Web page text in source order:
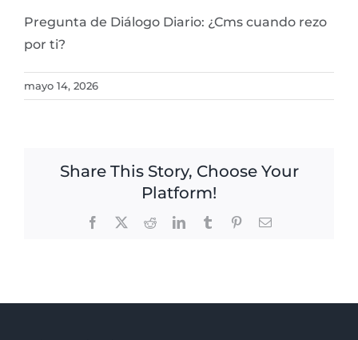
Pregunta de Diálogo Diario: ¿Cms cuando rezo
por ti?
mayo 14, 2026
Share This Story, Choose Your
Platform!
Facebook RedditLinkedInTumblr PinterestEmail